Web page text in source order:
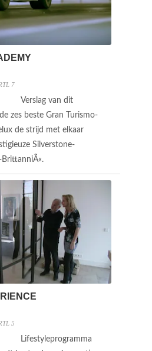
7
Verslag van dit
zes beste Gran Turismo-
de strijd met elkaar
Silverstone-
5
Lifestyleprogramma